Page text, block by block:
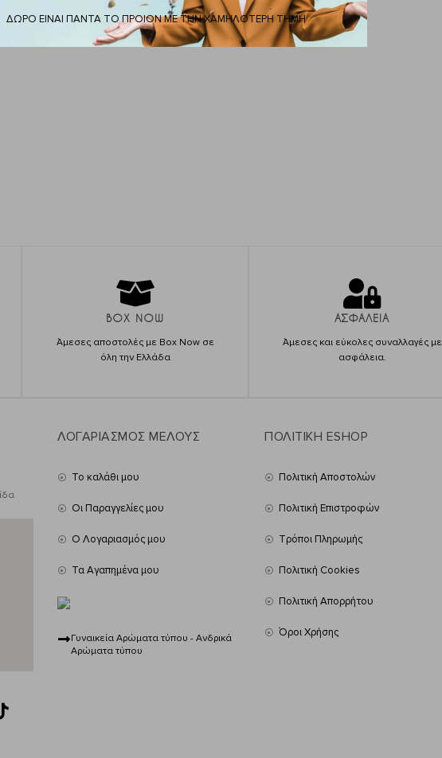
BOX NOW
Άμεσες αποστολές με Box Now σε
όλη την Ελλάδα
ΑΣΦΑΛΕΙΑ
Άμεσες και εύκολες συναλλαγές με
ασφάλεια.
ΛΟΓΑΡΙΑΣΜΟΣ ΜΕΛΟΥΣ
Το καλάθι μου
Οι Παραγγελίες μου
Ο Λογαριασμός μου
Τα Αγαπημένα μου
Γυναικεία Αρώματα τύπου - Ανδρικά
Αρώματα τύπου
ΠΟΛΙΤΙΚΗ ESHOP
Πολιτική Αποστολών
Πολιτική Επιστροφών
Τρόποι Πληρωμής
Πολιτική Cookies
Πολιτική Απορρήτου
Όροι Χρήσης
ΔΩΡΟ ΕΙΝΑΙ ΠΑΝΤΑ ΤΟ ΠΡΟΙΟΝ ΜΕ ΤΗΝ ΧΑΜΗΛΟΤΕΡΗ ΤΗΜΗ